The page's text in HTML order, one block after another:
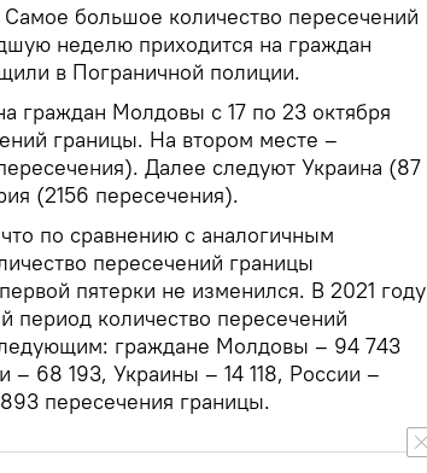
Самое большое количество пересечений
неделю приходится на граждан
в Пограничной полиции.
граждан Молдовы с 17 по 23 октября
границы. На втором месте –
Далее следуют Украина (87
(2156 пересечения).
по сравнению с аналогичным
пересечений границы
пятерки не изменился. В 2021 году
период количество пересечений
граждане Молдовы – 94 743
68 193, Украины – 14 118, России –
пересечения границы.